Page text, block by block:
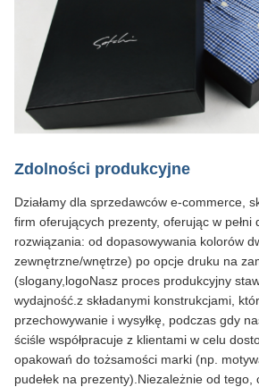
Zdolności produkcyjne
Działamy dla sprzedawców e-commerce,
firm oferujących prezenty, oferując w pełni
rozwiązania: od dopasowywania kolorów
zewnętrzne/wnętrze) po opcje druku na
(slogany,logoNasz proces produkcyjny
wydajność.z składanymi konstrukcjami,
przechowywanie i wysyłkę, podczas gdy
ściśle współpracuje z klientami w celu
opakowań do tożsamości marki (np.
pudełek na prezenty).Niezależnie od tego,